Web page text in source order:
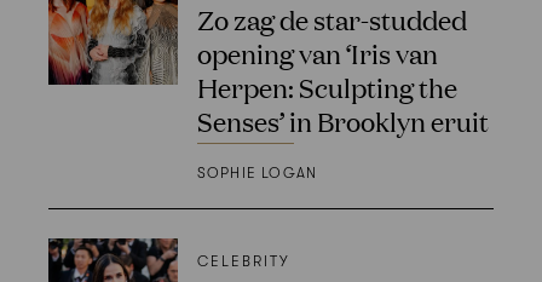
Zo zag de star-studded
opening van ‘Iris van
Herpen: Sculpting the
Senses’ in Brooklyn eruit
SOPHIE LOGAN
CELEBRITY